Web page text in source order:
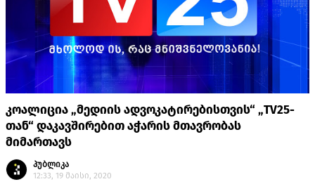
კოალიცია „მედიის ადვოკატირებისთვის“ „TV25-
თან“ დაკავშირებით აჭარის მთავრობას
მიმართავს
პუბლიკა
12:33, 19 მაისი, 2020